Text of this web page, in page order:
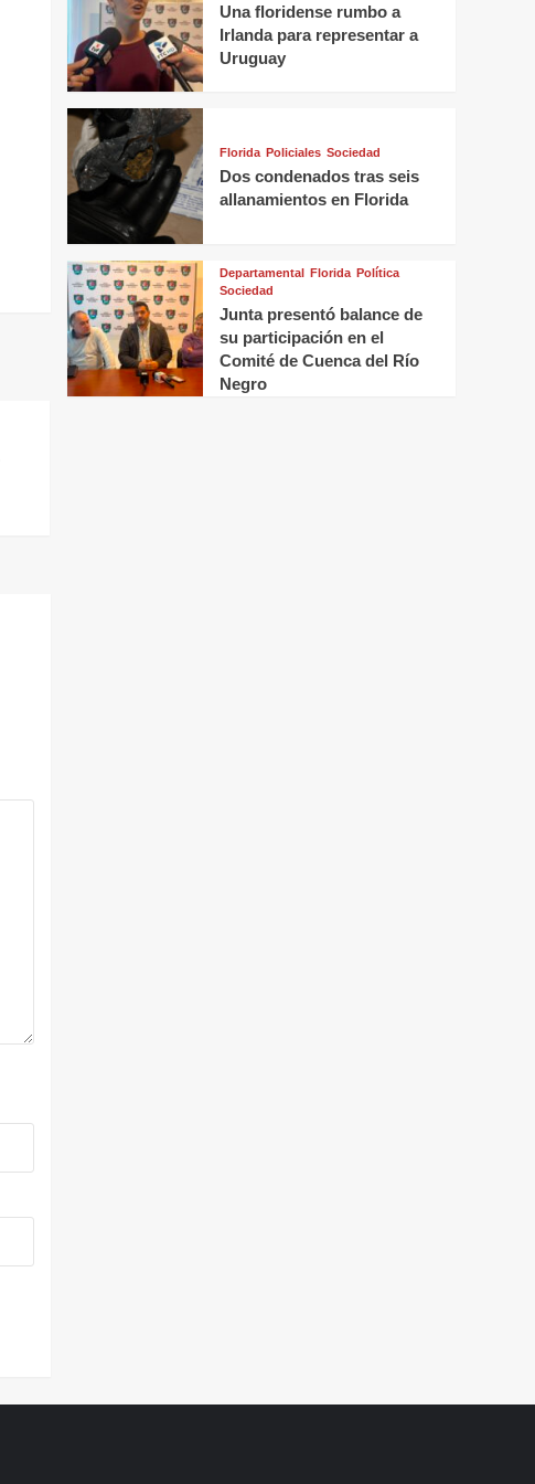
Una floridense rumbo a
Irlanda para representar a
Uruguay
Florida Policiales Sociedad
Dos condenados tras seis
allanamientos en Florida
Departamental Florida Política
Sociedad
Junta presentó balance de
su participación en el
Comité de Cuenca del Río
Negro